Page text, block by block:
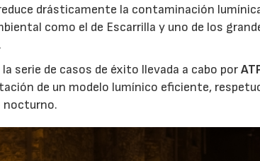
drásticamente la contaminación
como el de Escarrilla y uno de los
serie de casos de éxito llevada a cabo por
de un modelo lumínico eficiente,
nocturno.
21/07/2026